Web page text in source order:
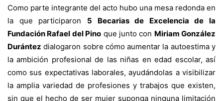
Como parte integrante del acto hubo una mesa redonda en
la que participaron 5 Becarias de Excelencia de la
Fundación Rafael del Pino que junto con Miriam González
Durántez dialogaron sobre cómo aumentar la autoestima y
la ambición profesional de las niñas en edad escolar, así
como sus expectativas laborales, ayudándolas a visibilizar
la amplia variedad de profesiones y trabajos que existen,
sin que el hecho de ser mujer suponga ninguna limitación